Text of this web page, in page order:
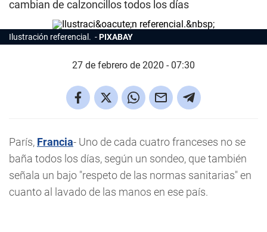
cambian de calzoncillos todos los días
Ilustración referencial. PIXABAY
27 de febrero de 2020 - 07:30
París, Francia- Uno de cada cuatro franceses no se
baña todos los días, según un sondeo, que también
señala un bajo "respeto de las normas sanitarias" en
cuanto al lavado de las manos en ese país.